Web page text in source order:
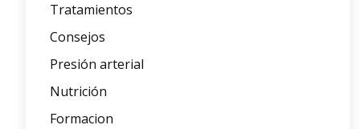
Tratamientos
Consejos
Presión arterial
Nutrición
Formacion